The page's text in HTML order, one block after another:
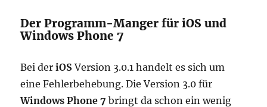
Der Programm-Manger für iOS und
Windows Phone 7
Bei deriOSVersion 3.0.1 handelt es sich um
eine Fehlerbehebung. Die Version 3.0 für
Windows Phone 7 bringt da schon ein wenig